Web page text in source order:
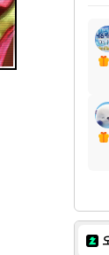
교
당
당
당
당
당
당
에
당